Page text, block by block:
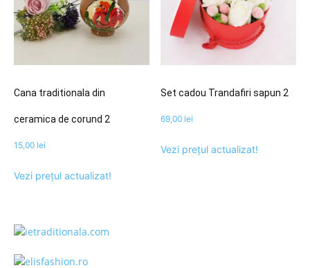
Cana traditionala din
ceramica de corund 2
15,00 lei
Vezi prețul actualizat!
Set cadou Trandafiri sapun 2
69,00 lei
Vezi prețul actualizat!